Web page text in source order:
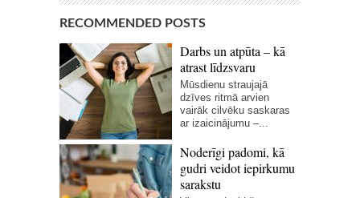
RECOMMENDED POSTS
Darbs un atpūta – kā
atrast līdzsvaru
Mūsdienu straujajā
dzīves ritmā arvien
vairāk cilvēku saskaras
ar izaicinājumu –...
Noderīgi padomi, kā
gudri veidot iepirkumu
sarakstu